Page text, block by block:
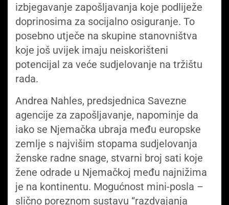
izbjegavanje zapošljavanja koje podliježe
doprinosima za socijalno osiguranje. To
posebno utječe na skupine stanovništva
koje još uvijek imaju neiskorišteni
potencijal za veće sudjelovanje na tržištu
rada.
Andrea Nahles, predsjednica Savezne
agencije za zapošljavanje, napominje da
iako se Njemačka ubraja među europske
zemlje s najvišim stopama sudjelovanja
ženske radne snage, stvarni broj sati koje
žene odrade u Njemačkoj među najnižima
je na kontinentu. Mogućnost mini-posla –
slično poreznom sustavu “razdvajanja